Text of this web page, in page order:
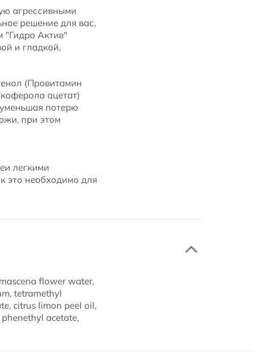
агрессивными
решение для вас,
"Гидро Актив"
и гладкой.
(Провитамин
ацетат)
потерю
при этом
легкими
это необходимо для
flower water,
tetramethyl
citrus limon peel oil,
acetate,